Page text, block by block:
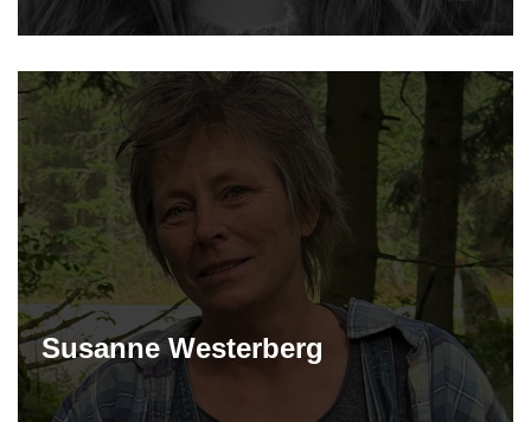
Susanne Westerberg